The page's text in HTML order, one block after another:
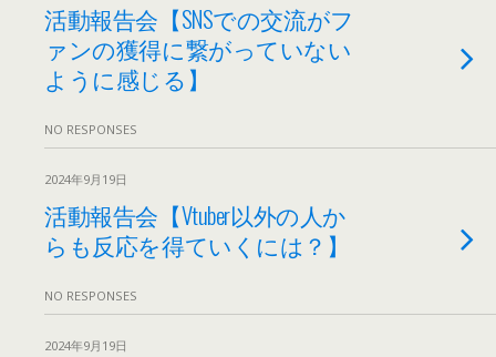
活動報告会【SNSでの交流がフ
ァンの獲得に繋がっていない
ように感じる】
NO RESPONSES
2024年9月19日
活動報告会【Vtuber以外の人か
らも反応を得ていくには？】
NO RESPONSES
2024年9月19日